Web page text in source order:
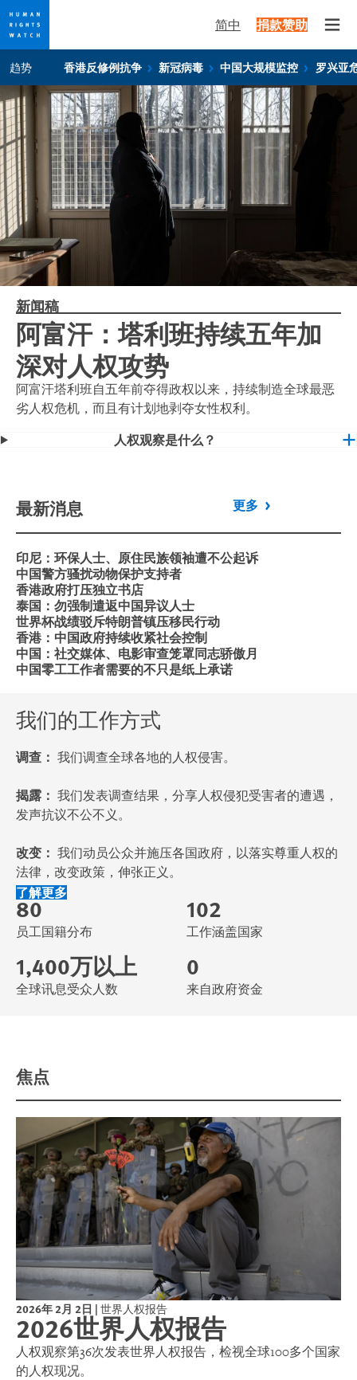
Skip
to
cookie
privacy
notice
Skip
to
main
content
简中 捐款赞助
趋势 香港反修例抗争 新冠病毒 中国大规模监控 罗兴亚
新闻稿
阿富汗：塔利班持续五年加
深对人权攻势
阿富汗塔利班自五年前夺得政权以来，持续制造全球最恶
劣人权危机，而且有计划地剥夺女性权利。
人权观察是什么？
最新消息 更多
印尼：环保人士、原住民族领袖遭不公起诉
中国警方骚扰动物保护支持者
香港政府打压独立书店
泰国：勿强制遣返中国异议人士
世界杯战绩驳斥特朗普镇压移民行动
香港：中国政府持续收紧社会控制
中国：社交媒体、电影审查笼罩同志骄傲月
中国零工工作者需要的不只是纸上承诺
我们的工作方式
调查： 我们调查全球各地的人权侵害。
揭露： 我们发表调查结果，分享人权侵犯受害者的遭遇，
发声抗议不公不义。
改变： 我们动员公众并施压各国政府，以落实尊重人权的
法律，改变政策，伸张正义。
了解更多
80
员工国籍分布
102
工作涵盖国家
1,400万以上
全球讯息受众人数
0
来自政府资金
焦点
2026年 2月 2日 | 世界人权报告
2026世界人权报告
人权观察第36次发表世界人权报告，检视全球100多个国家
的人权现况。